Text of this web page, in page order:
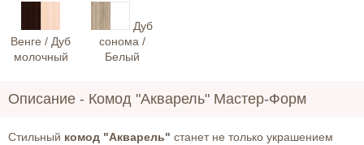
Венге / Дуб
молочный
Дуб
сонома /
Белый
Описание - Комод "Акварель" Мастер-Форм
Стильный комод "Акварель" станет не только украшением